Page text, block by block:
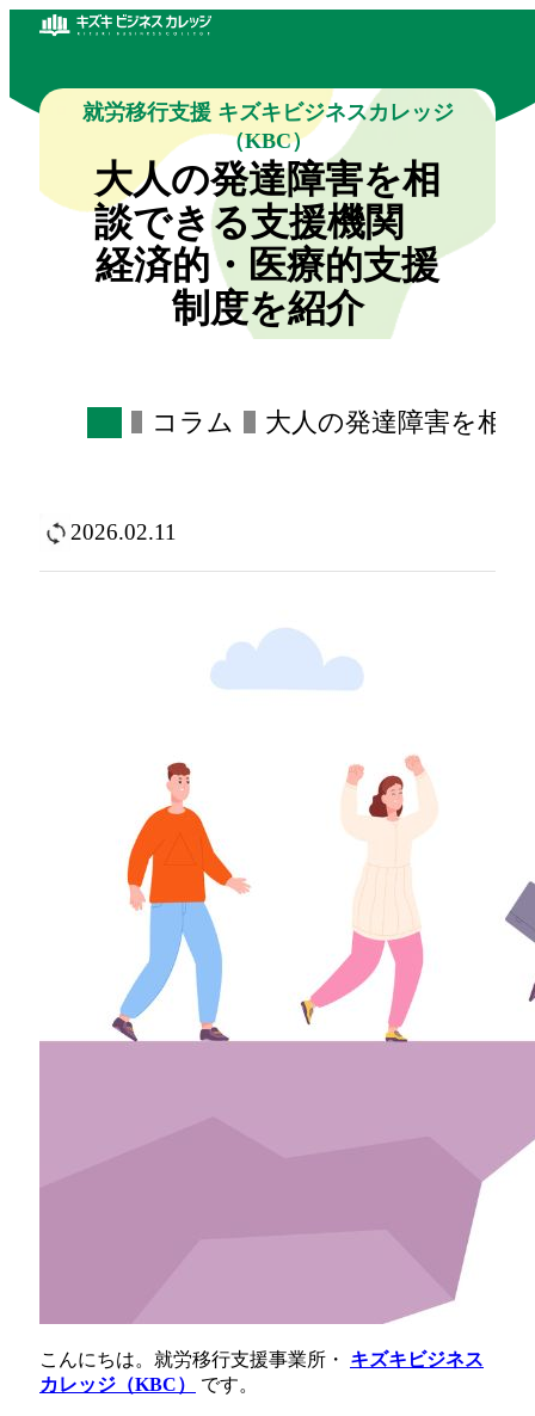
就労移行支援 キズキビジネスカレッジ
（KBC）
大人の発達障害を相
談できる支援機関
経済的・医療的支援
制度を紹介
コラム 大人の発達障害を相
2026.02.11
こんにちは。就労移行支援事業所・ キズキビジネス
カレッジ（KBC）
です。